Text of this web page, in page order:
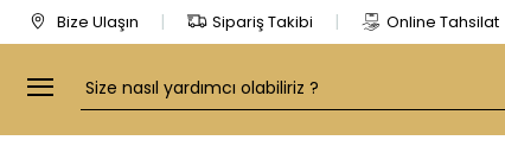
Bize Ulaşın Sipariş Takibi Online Tahsilat
Arama